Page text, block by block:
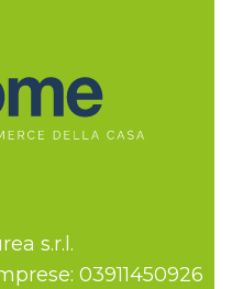
s.r.l.
03911450926